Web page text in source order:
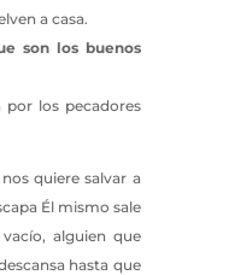
a casa.
son los buenos
por los pecadores
quiere salvar a
Él mismo sale
alguien que
hasta que